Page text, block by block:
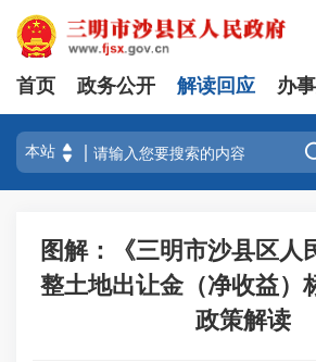
首页 政务公开 解读回应 办
图解：《三明市沙县区人
整土地出让金（净收益）
政策解读